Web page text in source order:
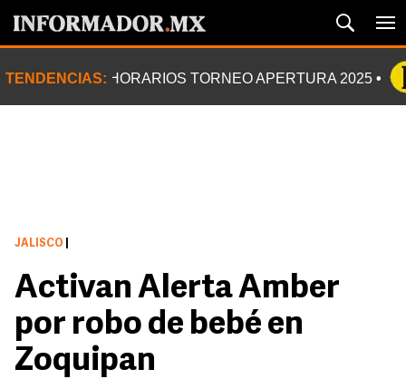
TENDENCIAS: HORARIOS TORNEO APERTURA 2025
JALISCO
Activan Alerta Amber
por robo de bebé en
Zoquipan